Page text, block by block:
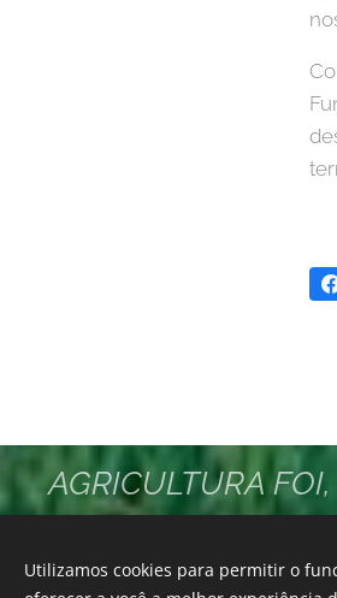
AGRICULTURA
JUNTOS!!
Utilizamos cookies para permitir o